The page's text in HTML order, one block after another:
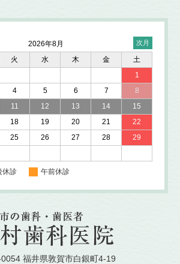
2026年8月
火 水 木 金
土
1
4 5 6 7
8
11 12 13 14
15
18 19 20 21
22
25 26 27 28
29
休診 午前休診
福井県敦賀市白銀町4-19